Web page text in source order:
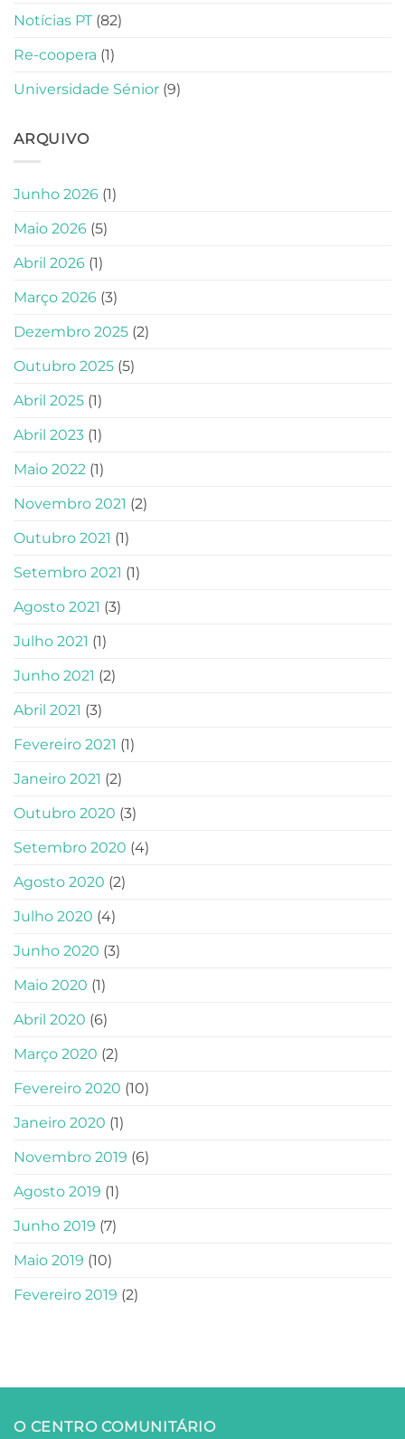
Notícias PT (82)
Re-coopera (1)
Universidade Sénior (9)
ARQUIVO
Junho 2026 (1)
Maio 2026 (5)
Abril 2026 (1)
Março 2026 (3)
Dezembro 2025 (2)
Outubro 2025 (5)
Abril 2025 (1)
Abril 2023 (1)
Maio 2022 (1)
Novembro 2021 (2)
Outubro 2021 (1)
Setembro 2021 (1)
Agosto 2021 (3)
Julho 2021 (1)
Junho 2021 (2)
Abril 2021 (3)
Fevereiro 2021 (1)
Janeiro 2021 (2)
Outubro 2020 (3)
Setembro 2020 (4)
Agosto 2020 (2)
Julho 2020 (4)
Junho 2020 (3)
Maio 2020 (1)
Abril 2020 (6)
Março 2020 (2)
Fevereiro 2020 (10)
Janeiro 2020 (1)
Novembro 2019 (6)
Agosto 2019 (1)
Junho 2019 (7)
Maio 2019 (10)
Fevereiro 2019 (2)
O CENTRO COMUNITÁRIO